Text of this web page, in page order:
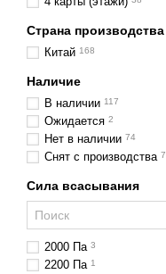
Страна производства
Китай 168
Наличие
В наличии 117
Ожидается 2
Нет в наличии 74
Снят с производства 7
Сила всасывания
2000 Па 3
2200 Па 1